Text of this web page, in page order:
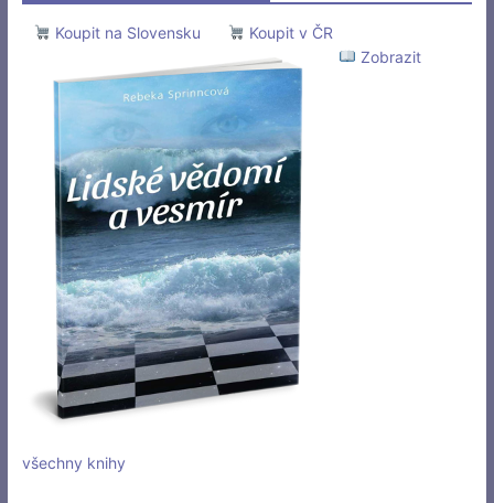
Koupit na Slovensku
Koupit v ČR
Zobrazit
všechny knihy